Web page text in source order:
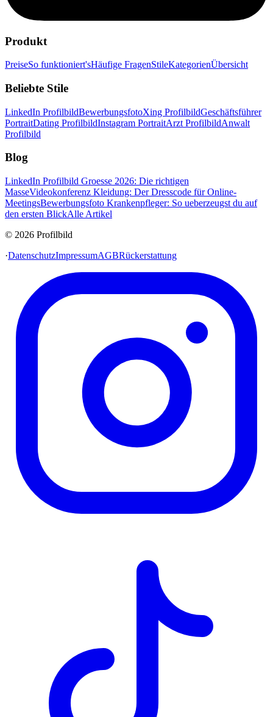
Produkt
PreiseSo funktioniert'sHäufige FragenStileKategorienÜbersicht
Beliebte Stile
LinkedIn ProfilbildBewerbungsfotoXing ProfilbildGeschäftsführer
PortraitDating ProfilbildInstagram PortraitArzt ProfilbildAnwalt
Profilbild
Blog
LinkedIn Profilbild Groesse 2026: Die richtigen
MasseVideokonferenz Kleidung: Der Dresscode für Online-
MeetingsBewerbungsfoto Krankenpfleger: So ueberzeugst du auf
den ersten BlickAlle Artikel
© 2026 Profilbild
·DatenschutzImpressumAGBRückerstattung